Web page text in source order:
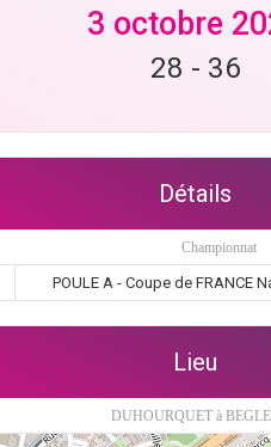
3 octobre
28 - 36
Détails
Championnat
POULE A - Coupe de FRANCE
Lieu
DUHOURQUET à